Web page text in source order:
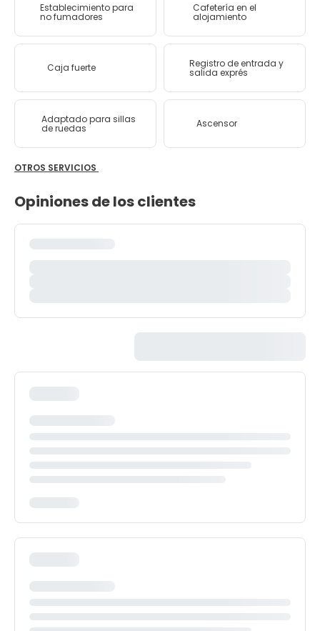
Establecimiento para
no fumadores
Cafetería en el
alojamiento
Caja fuerte Registro de entrada y
salida exprés
Adaptado para sillas
de ruedas Ascensor
OTROS SERVICIOS
Opiniones de los clientes